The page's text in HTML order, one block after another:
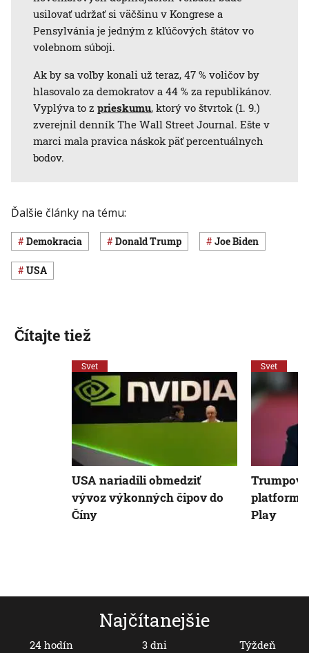
usilovať udržať si väčšinu v Kongrese a
Pensylvánia je jedným z kľúčových štátov vo
volebnom súboji.
Ak by sa voľby konali už teraz, 47 % voličov by
hlasovalo za demokratov a 44 % za republikánov.
Vyplýva to z prieskumu, ktorý vo štvrtok (1. 9.)
zverejnil denník The Wall Street Journal. Ešte v
marci mala pravica náskok päť percentuálnych
bodov.
Ďalšie články na tému:
demokracia Donald Trump Joe Biden
USA
Najčítanejšie
24 hodín 3 dni Týždeň
Čítajte tiež
Svet
USA nariadili obmedziť
vývoz výkonných čipov do
Číny
Svet
platformu
Play